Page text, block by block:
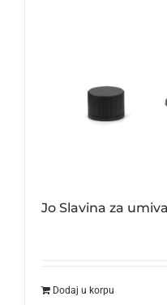
Jo Slavina za
Dodaj u korpu